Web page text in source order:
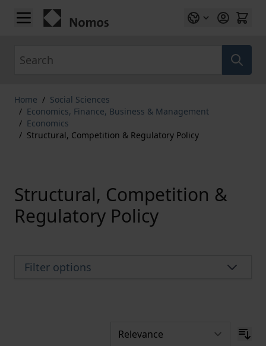
Skip to Content
Home / Social Sciences
/ Economics, Finance, Business & Management
/ Economics
/ Structural, Competition & Regulatory Policy
Structural, Competition &
Regulatory Policy
Filter options